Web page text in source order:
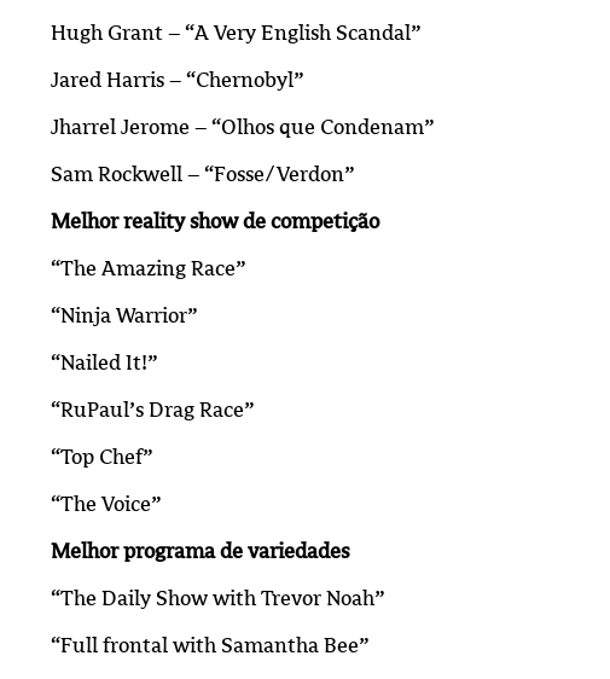
Hugh Grant – “A Very English Scandal”
Jared Harris – “Chernobyl”
Jharrel Jerome – “Olhos que Condenam”
Sam Rockwell – “Fosse/Verdon”
Melhor reality show de competição
“The Amazing Race”
“Ninja Warrior”
“Nailed It!”
“RuPaul’s Drag Race”
“Top Chef”
“The Voice”
Melhor programa de variedades
“The Daily Show with Trevor Noah”
“Full frontal with Samantha Bee”